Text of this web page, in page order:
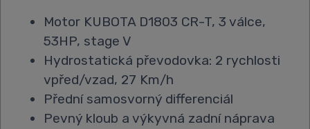
Motor KUBOTA D1803 CR-T, 3 válce,
53HP, stage V
Hydrostatická převodovka: 2 rychlosti
vpřed/vzad, 27 Km/h
Přední samosvorný differenciál
Pevný kloub a výkyvná zadní náprava